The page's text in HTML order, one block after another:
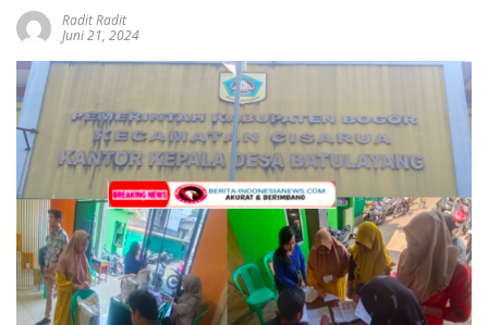
Radit Radit
Juni 21, 2024